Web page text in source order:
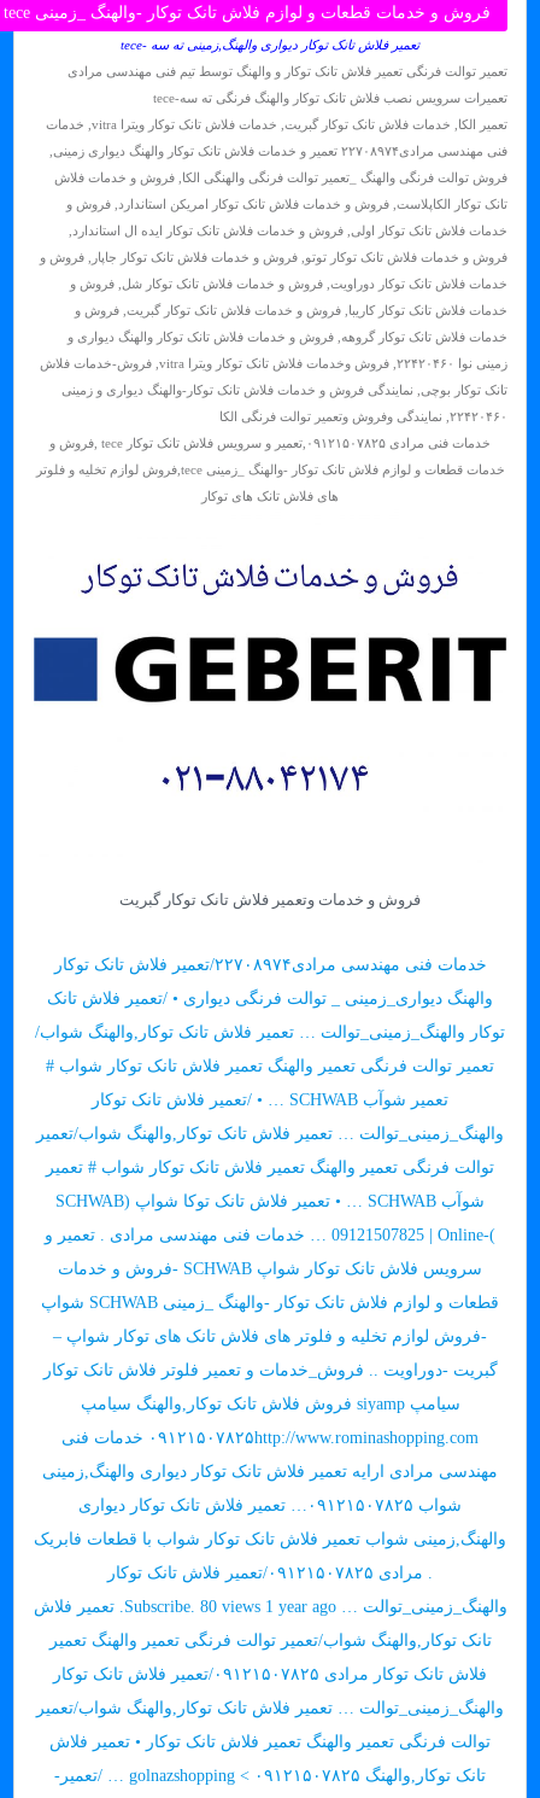
فروش و خدمات قطعات و لوازم فلاش تانک توکار -والهنگ _زمینی tece
تعمیر فلاش تانک توکار دیواری والهنگ,زمینی ته سه -tece
تعمیر توالت فرنگی تعمیر فلاش تانک توکار و والهنگ توسط تیم فنی مهندسی مرادی
تعمیرات سرویس نصب فلاش تانک توکار والهنگ فرنگی ته سه-tece
تعمیر الکا, خدمات فلاش تانک توکار گبریت, خدمات فلاش تانک توکار ویترا vitra , خدمات
فنی مهندسی مرادی۲۲۷۰۸۹۷۴ تعمیر و خدمات فلاش تانک توکار والهنگ دیواری زمینی
,
فروش توالت فرنگی والهنگ _تعمیر توالت فرنگی والهنگی الکا,فروش و خدمات فلاش
تانک توکار الکاپلاست,فروش و خدمات فلاش تانک توکار امریکن استاندارد,فروش و
خدمات فلاش تانک توکار اولی,فروش و خدمات فلاش تانک توکار ایده ال استاندارد,
فروش و خدمات فلاش تانک توکار توتو,فروش و خدمات فلاش تانک توکار جاپار ,فروش و
خدمات فلاش تانک توکار دوراویت,فروش و خدمات فلاش تانک توکار شل,فروش و
خدمات فلاش تانک توکار کاریبا,فروش و خدمات فلاش تانک توکار گبریت,فروش و
خدمات فلاش تانک توکار گروهه,فروش و خدمات فلاش تانک توکار والهنگ دیواری و
زمینی نوا ۲۲۴۲۰۴۶۰
,فروش وخدمات فلاش تانک توکار ویترا vitra ,فروش-خدمات فلاش
تانک توکار بوچی, نمایندگی فروش و خدمات فلاش تانک توکار-والهنگ دیواری و زمینی
۲۲۴۲۰۴۶۰, نمایندگی وفروش وتعمیر توالت فرنگی الکا
خدمات فنی مرادی ۰۹۱۲۱۵۰۷۸۲۵,تعمیر و سرویس فلاش تانک توکار tece ,فروش و
خدمات قطعات و لوازم فلاش تانک توکار -والهنگ _زمینی tece,فروش لوازم تخلیه و فلوتر
های فلاش تانک های توکار
فروش و خدمات وتعمیر فلاش تانک توکار گبریت
خدمات فنی مهندسی مرادی۲۲۷۰۸۹۷۴/
تعمیر فلاش تانک توکار
والهنگ دیواری_زمینی
_ توالت فرنگی دیواری • /تعمیر فلاش تانک
توکار والهنگ_زمینی_توالت … تعمیر فلاش تانک توکار,والهنگ شواب/
تعمیر توالت فرنگی تعمیر والهنگ تعمیر فلاش تانک توکار شواب #
تعمیر شوآب SCHWAB … • /تعمیر فلاش تانک توکار
والهنگ_زمینی_توالت … تعمیر فلاش تانک توکار,والهنگ شواب/تعمیر
توالت فرنگی تعمیر والهنگ تعمیر فلاش تانک توکار شواب # تعمیر
شوآب SCHWAB … • تعمیر فلاش تانک توکا شواپ (SCHWAB
)-09121507825 | Online … خدمات فنی مهندسی مرادی . تعمیر و
سرویس فلاش تانک توکار شواپ SCHWAB -فروش و خدمات
قطعات و لوازم فلاش تانک توکار -والهنگ _زمینی SCHWAB شواپ
-فروش لوازم تخلیه و فلوتر های فلاش تانک های توکار شواپ –
گبریت -دوراویت .. فروش_خدمات و تعمیر فلوتر فلاش تانک توکار
سیامپ siyamp فروش فلاش تانک توکار,والهنگ سیامپ
۰۹۱۲۱۵۰۷۸۲۵http://www.rominashopping.com خدمات فنی
مهندسی مرادی ارایه تعمیر فلاش تانک توکار دیواری والهنگ,زمینی
شواب ۰۹۱۲۱۵۰۷۸۲۵… تعمیر فلاش تانک توکار دیواری
والهنگ,زمینی شواب تعمیر فلاش تانک توکار شواب با قطعات فابریک
. مرادی ۰۹۱۲۱۵۰۷۸۲۵/تعمیر فلاش تانک توکار
والهنگ_زمینی_توالت … Subscribe. 80 views 1 year ago. تعمیر فلاش
تانک توکار,والهنگ شواب/تعمیر توالت فرنگی تعمیر والهنگ تعمیر
فلاش تانک توکار مرادی ۰۹۱۲۱۵۰۷۸۲۵/تعمیر فلاش تانک توکار
والهنگ_زمینی_توالت … تعمیر فلاش تانک توکار,والهنگ شواب/تعمیر
توالت فرنگی تعمیر والهنگ تعمیر فلاش تانک توکار • تعمیر فلاش
تانک توکار,والهنگ ۰۹۱۲۱۵۰۷۸۲۵ > golnazshopping … /تعمیر-